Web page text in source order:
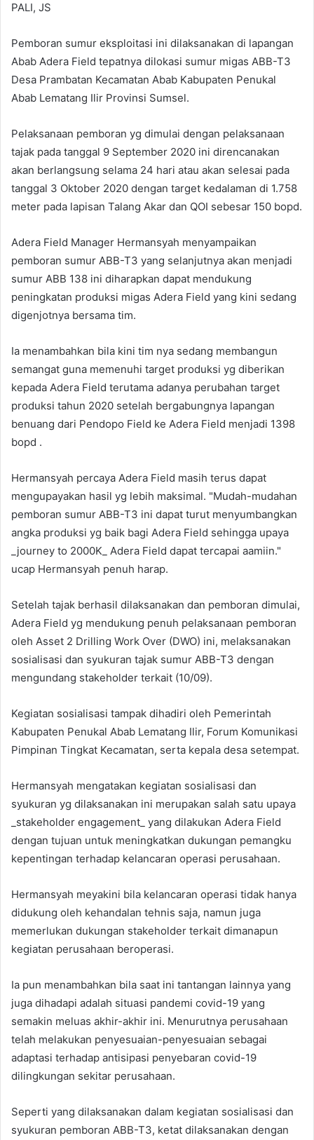
PALI, JS
Pemboran sumur eksploitasi ini dilaksanakan di lapangan
Abab Adera Field tepatnya dilokasi sumur migas ABB-T3
Desa Prambatan Kecamatan Abab Kabupaten Penukal
Abab Lematang Ilir Provinsi Sumsel.
Pelaksanaan pemboran yg dimulai dengan pelaksanaan
tajak pada tanggal 9 September 2020 ini direncanakan
akan berlangsung selama 24 hari atau akan selesai pada
tanggal 3 Oktober 2020 dengan target kedalaman di 1.758
meter pada lapisan Talang Akar dan QOI sebesar 150 bopd.
Adera Field Manager Hermansyah menyampaikan
pemboran sumur ABB-T3 yang selanjutnya akan menjadi
sumur ABB 138 ini diharapkan dapat mendukung
peningkatan produksi migas Adera Field yang kini sedang
digenjotnya bersama tim.
Ia menambahkan bila kini tim nya sedang membangun
semangat guna memenuhi target produksi yg diberikan
kepada Adera Field terutama adanya perubahan target
produksi tahun 2020 setelah bergabungnya lapangan
benuang dari Pendopo Field ke Adera Field menjadi 1398
bopd .
Hermansyah percaya Adera Field masih terus dapat
mengupayakan hasil yg lebih maksimal. "Mudah-mudahan
pemboran sumur ABB-T3 ini dapat turut menyumbangkan
angka produksi yg baik bagi Adera Field sehingga upaya
_journey to 2000K_ Adera Field dapat tercapai aamiin."
ucap Hermansyah penuh harap.
Setelah tajak berhasil dilaksanakan dan pemboran dimulai,
Adera Field yg mendukung penuh pelaksanaan pemboran
oleh Asset 2 Drilling Work Over (DWO) ini, melaksanakan
sosialisasi dan syukuran tajak sumur ABB-T3 dengan
mengundang stakeholder terkait (10/09).
Kegiatan sosialisasi tampak dihadiri oleh Pemerintah
Kabupaten Penukal Abab Lematang Ilir, Forum Komunikasi
Pimpinan Tingkat Kecamatan, serta kepala desa setempat.
Hermansyah mengatakan kegiatan sosialisasi dan
syukuran yg dilaksanakan ini merupakan salah satu upaya
_stakeholder engagement_ yang dilakukan Adera Field
dengan tujuan untuk meningkatkan dukungan pemangku
kepentingan terhadap kelancaran operasi perusahaan.
Hermansyah meyakini bila kelancaran operasi tidak hanya
didukung oleh kehandalan tehnis saja, namun juga
memerlukan dukungan stakeholder terkait dimanapun
kegiatan perusahaan beroperasi.
Ia pun menambahkan bila saat ini tantangan lainnya yang
juga dihadapi adalah situasi pandemi covid-19 yang
semakin meluas akhir-akhir ini. Menurutnya perusahaan
telah melakukan penyesuaian-penyesuaian sebagai
adaptasi terhadap antisipasi penyebaran covid-19
dilingkungan sekitar perusahaan.
Seperti yang dilaksanakan dalam kegiatan sosialisasi dan
syukuran pemboran ABB-T3, ketat dilaksanakan dengan